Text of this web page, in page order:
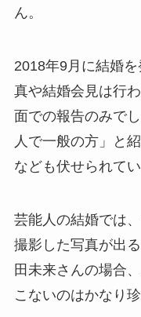
ん。
2018年9月に結婚
真や結婚会見は行
面での報告のみで
人で一般の方」と
なども伏せられてい
芸能人の結婚では
撮影した写真が出
田未来さんの場合
こないのはかなり珍